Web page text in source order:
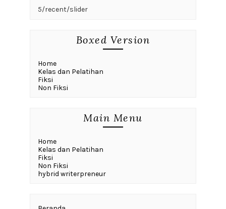
5/recent/slider
Boxed Version
Home
Kelas dan Pelatihan
Fiksi
Non Fiksi
Main Menu
Home
Kelas dan Pelatihan
Fiksi
Non Fiksi
hybrid writerpreneur